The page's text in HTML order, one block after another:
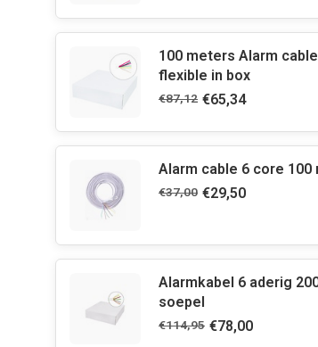
100 meters Alarm
flexible in box
€87,12 €65,34
Alarm cable 6 core
€37,00 €29,50
Alarmkabel 6 aderig
soepel
€114,95 €78,00